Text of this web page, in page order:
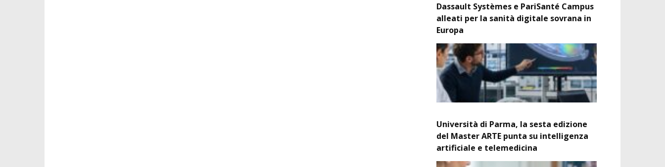
Dassault Systèmes e PariSanté Campus
alleati per la sanità digitale sovrana in
Europa
Università di Parma, la sesta edizione
del Master ARTE punta su intelligenza
artificiale e telemedicina